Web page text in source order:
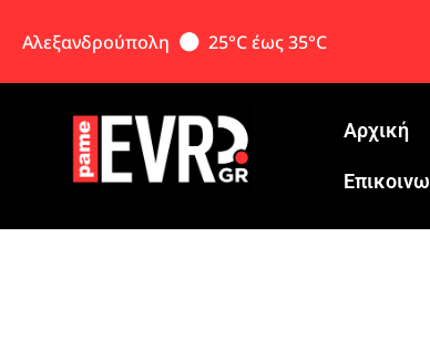
Αλεξανδρούπολη 25°C έως 35°C
Αρχική